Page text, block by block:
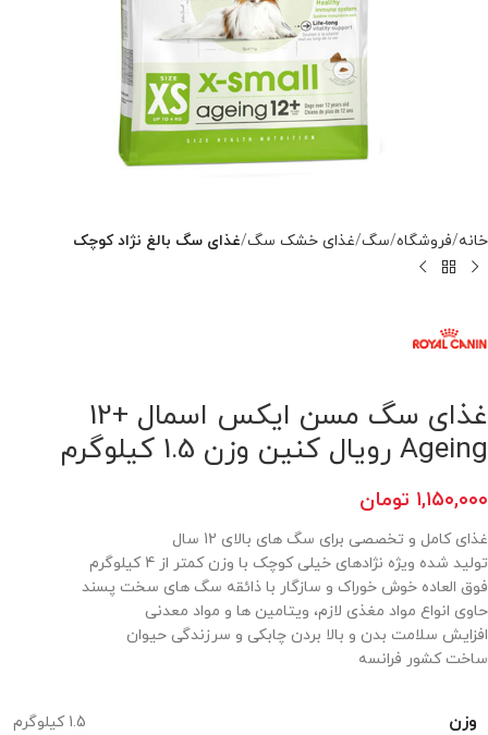
خانه فروشگاه سگ غذای خشک سگ غذای سگ بالغ نژاد کوچک
غذای سگ مسن ایکس اسمال +12
Ageing رویال کنین وزن 1.5 کیلوگرم
۱,۱۵۰,۰۰۰ تومان
غذای کامل و تخصصی برای سگ های بالای 12 سال
تولید شده ویژه نژادهای خیلی کوچک با وزن کمتر از 4 کیلوگرم
فوق العاده خوش خوراک و سازگار با ذائقه سگ های سخت پسند
حاوی انواع مواد مغذی لازم، ویتامین ها و مواد معدنی
افزایش سلامت بدن و بالا بردن چابکی و سرزندگی حیوان
ساخت کشور فرانسه
وزن 1.5 کیلوگرم